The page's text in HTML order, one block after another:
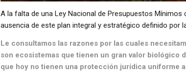
A la falta de una Ley Nacional de Presupuestos
ausencia de este plan integral y estratégico definido por
Le consultamos las razones por las cuales
son ecosistemas que tienen un gran valor biológico
que hoy no tienen una protección jurídica uniforme